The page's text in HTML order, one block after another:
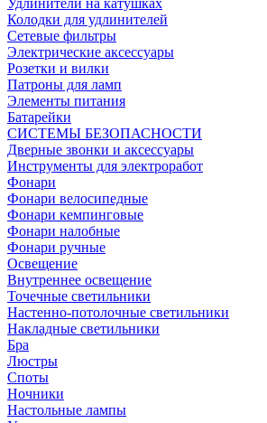
Удлинители на катушках
Колодки для удлинителей
Сетевые фильтры
Электрические аксессуары
Розетки и вилки
Патроны для ламп
Элементы питания
Батарейки
СИСТЕМЫ БЕЗОПАСНОСТИ
Дверные звонки и аксессуары
Инструменты для электроработ
Фонари
Фонари велосипедные
Фонари кемпинговые
Фонари налобные
Фонари ручные
Освещение
Внутреннее освещение
Точечные светильники
Настенно-потолочные светильники
Накладные светильники
Бра
Люстры
Споты
Ночники
Настольные лампы